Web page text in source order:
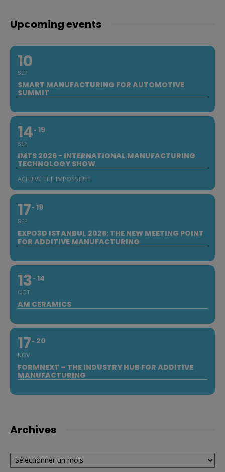
Upcoming events
10
SEP
SMART MANUFACTURING FOR AUTOMOTIVE
SUMMIT
14
SEP
19
IMTS 2026 - INTERNATIONAL MANUFACTURING
TECHNOLOGY SHOW
ACHIEVE THE IMPOSSIBLE
17
SEP
19
EXPO3D ISTANBUL 2026: THE NEW MEETING POINT
FOR ADDITIVE MANUFACTURING
13
OCT
14
AM CERAMICS
17
NOV
20
FORMNEXT – THE INDUSTRY HUB FOR ADDITIVE
MANUFACTURING
Archives
Archives